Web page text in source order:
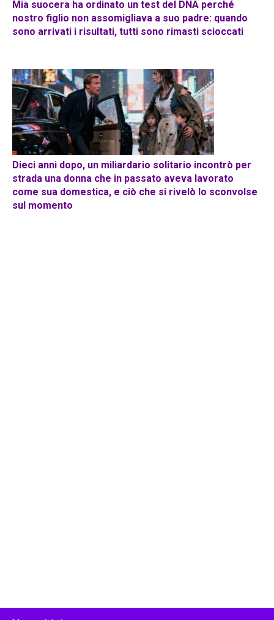
Mia suocera ha ordinato un test del DNA perché
nostro figlio non assomigliava a suo padre: quando
sono arrivati ​​i risultati, tutti sono rimasti scioccati
Dieci anni dopo, un miliardario solitario incontrò per
strada una donna che in passato aveva lavorato
come sua domestica, e ciò che si rivelò lo sconvolse
sul momento